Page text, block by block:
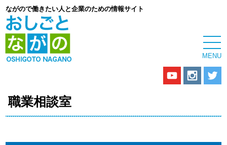
ながので働きたい人と企業のための情報サイト
職業相談室